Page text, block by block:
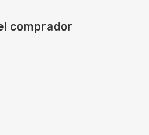
comprador